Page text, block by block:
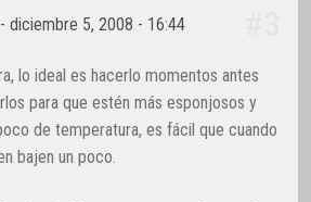
-diciembre 5, 2008 - 16:44
lo ideal es hacerlo momentos antes
para que estén más esponjosos y
de temperatura, es fácil que cuando
bajen un poco.